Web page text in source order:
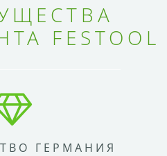
FESTOOL
ГЕРМАНИЯ